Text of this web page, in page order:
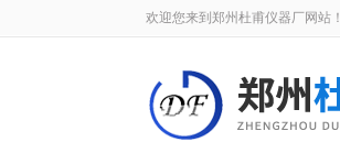
欢迎您来到郑州杜甫仪器厂网站！